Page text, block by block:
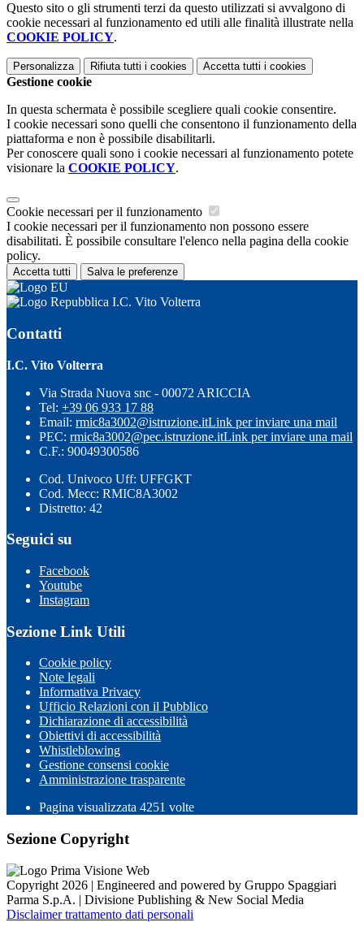
Questo sito o gli strumenti terzi da questo utilizzati si avvalgono di
cookie necessari al funzionamento ed utili alle finalità illustrate nella
COOKIE POLICY.
Personalizza Rifiuta tutti i cookies Accetta tutti i cookies
Gestione cookie
In questa schermata è possibile scegliere quali cookie consentire.
I cookie necessari sono quelli che consentono il funzionamento della
piattaforma e non è possibile disabilitarli.
Per conoscere quali sono i cookie necessari al funzionamento potete
visionare la COOKIE POLICY.
Cookie necessari per il funzionamento
I cookie necessari per il funzionamento non possono essere
disabilitati. È possibile consultare l'elenco nella pagina della cookie
policy.
Accetta tutti Salva le preferenze
I.C. Vito Volterra
Contatti
I.C. Vito Volterra
Via Strada Nuova snc - 00072 ARICCIA
Tel: +39 06 933 17 88
Email: rmic8a3002@istruzione.itLink per inviare una mail
PEC: rmic8a3002@pec.istruzione.itLink per inviare una mail
C.F.: 90049300586
Cod. Univoco Uff: UFFGKT
Cod. Mecc: RMIC8A3002
Distretto: 42
Seguici su
Facebook
Youtube
Instagram
Sezione Link Utili
Cookie policy
Note legali
Informativa Privacy
Ufficio Relazioni con il Pubblico
Dichiarazione di accessibilità
Obiettivi di accessibilità
Whistleblowing
Gestione consensi cookie
Amministrazione trasparente
Pagina visualizzata 4251 volte
Sezione Copyright
Copyright 2026 | Engineered and powered by Gruppo Spaggiari
Parma S.p.A. | Divisione Publishing & New Social Media
Disclaimer trattamento dati personali